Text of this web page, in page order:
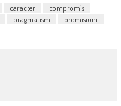
caracter
compromis
pragmatism
promisiuni